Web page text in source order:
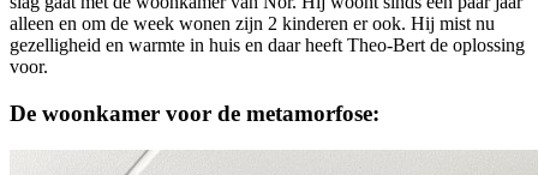
alleen en om de week wonen zijn 2 kinderen er ook. Hij mist nu
gezelligheid en warmte in huis en daar heeft Theo-Bert de oplossing
voor.
De woonkamer voor de metamorfose: